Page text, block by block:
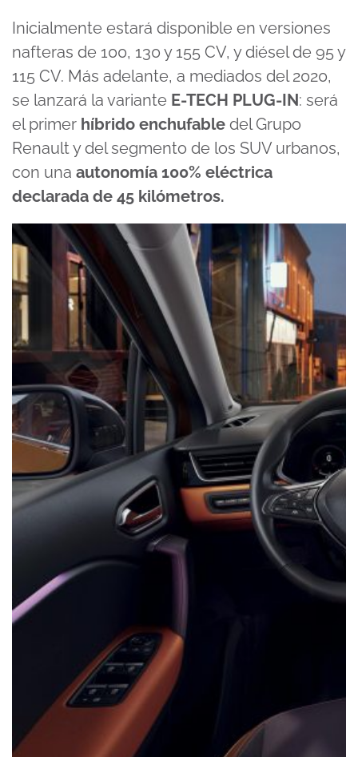
Inicialmente estará disponible en versiones
nafteras de 100, 130 y 155 CV, y diésel de 95 y
115 CV. Más adelante, a mediados del 2020,
se lanzará la variante E-TECH PLUG-IN: será
el primer híbrido enchufable del Grupo
Renault y del segmento de los SUV urbanos,
con una autonomía 100% eléctrica
declarada de 45 kilómetros.